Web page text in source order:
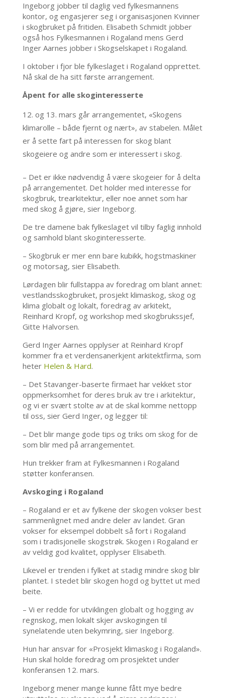
Ingeborg jobber til daglig ved fylkesmannens
kontor, og engasjerer seg i organisasjonen Kvinner
i skogbruket på fritiden. Elisabeth Schmidt jobber
også hos Fylkesmannen i Rogaland mens Gerd
Inger Aarnes jobber i Skogselskapet i Rogaland.
I oktober i fjor ble fylkeslaget i Rogaland opprettet.
Nå skal de ha sitt første arrangement.
Åpent for alle skoginteresserte
og 13. mars går arrangementet, «Skogens
klimarolle – både fjernt og nært», av stabelen. Målet
er å sette fart på interessen for skog blant
skogeiere og andre som er interessert i skog.
– Det er ikke nødvendig å være skogeier for å delta
på arrangementet. Det holder med interesse for
skogbruk, trearkitektur, eller noe annet som har
med skog å gjøre, sier Ingeborg.
De tre damene bak fylkeslaget vil tilby faglig innhold
og samhold blant skoginteresserte.
– Skogbruk er mer enn bare kubikk, hogstmaskiner
og motorsag, sier Elisabeth.
Lørdagen blir fullstappa av foredrag om blant annet:
vestlandsskogbruket, prosjekt klimaskog, skog og
klima globalt og lokalt, foredrag av arkitekt,
Reinhard Kropf, og workshop med skogbrukssjef,
Gitte Halvorsen.
Gerd Inger Aarnes opplyser at Reinhard Kropf
kommer fra et verdensanerkjent arkitektfirma, som
heter Helen & Hard.
– Det Stavanger-baserte firmaet har vekket stor
oppmerksomhet for deres bruk av tre i arkitektur,
og vi er svært stolte av at de skal komme nettopp
til oss, sier Gerd Inger, og legger til:
– Det blir mange gode tips og triks om skog for de
som blir med på arrangementet.
Hun trekker fram at Fylkesmannen i Rogaland
støtter konferansen.
Avskoging i Rogaland
– Rogaland er et av fylkene der skogen vokser best
sammenlignet med andre deler av landet. Gran
vokser for eksempel dobbelt så fort i Rogaland
som i tradisjonelle skogstrøk. Skogen i Rogaland er
av veldig god kvalitet, opplyser Elisabeth.
Likevel er trenden i fylket at stadig mindre skog blir
plantet. I stedet blir skogen hogd og byttet ut med
beite.
– Vi er redde for utviklingen globalt og hogging av
regnskog, men lokalt skjer avskogingen til
synelatende uten bekymring, sier Ingeborg.
Hun har ansvar for «Prosjekt klimaskog i Rogaland».
Hun skal holde foredrag om prosjektet under
konferansen 12. mars.
Ingeborg mener mange kunne fått mye bedre